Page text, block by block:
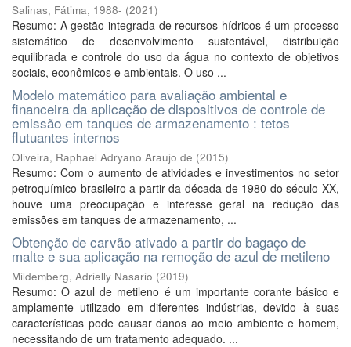
Salinas, Fátima, 1988- (2021)
Resumo: A gestão integrada de recursos hídricos é um processo
sistemático de desenvolvimento sustentável, distribuição
equilibrada e controle do uso da água no contexto de objetivos
sociais, econômicos e ambientais. O uso ...
Modelo matemático para avaliação ambiental e
financeira da aplicação de dispositivos de controle de
emissão em tanques de armazenamento : tetos
flutuantes internos
Oliveira, Raphael Adryano Araujo de (2015)
Resumo: Com o aumento de atividades e investimentos no setor
petroquímico brasileiro a partir da década de 1980 do século XX,
houve uma preocupação e interesse geral na redução das
emissões em tanques de armazenamento, ...
Obtenção de carvão ativado a partir do bagaço de
malte e sua aplicação na remoção de azul de metileno
Mildemberg, Adrielly Nasario (2019)
Resumo: O azul de metileno é um importante corante básico e
amplamente utilizado em diferentes indústrias, devido à suas
características pode causar danos ao meio ambiente e homem,
necessitando de um tratamento adequado. ...